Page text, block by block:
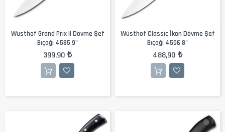
Wüsthof Grand Prix II Dövme Şef
Bıçağı 4585 9"
399,90 ₺
Wüsthof Classic İkon Dövme Şef
Bıçağı 4596 8"
488,90 ₺